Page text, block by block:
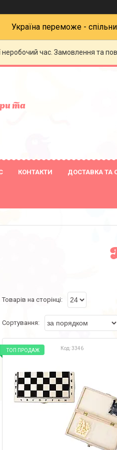
Україна переможе -
неробочий час. Замовлення та
та
КОНТАКТИ ДОСТАВКА ТА
3346
ТОП ПРОДАЖ